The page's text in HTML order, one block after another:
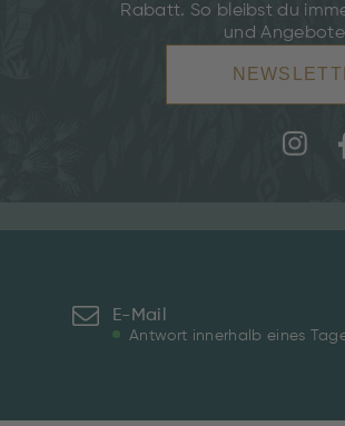
Rabatt. So bleibst du
und
E-Mail
Antwort innerhalb eines